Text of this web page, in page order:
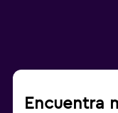
Encuentra